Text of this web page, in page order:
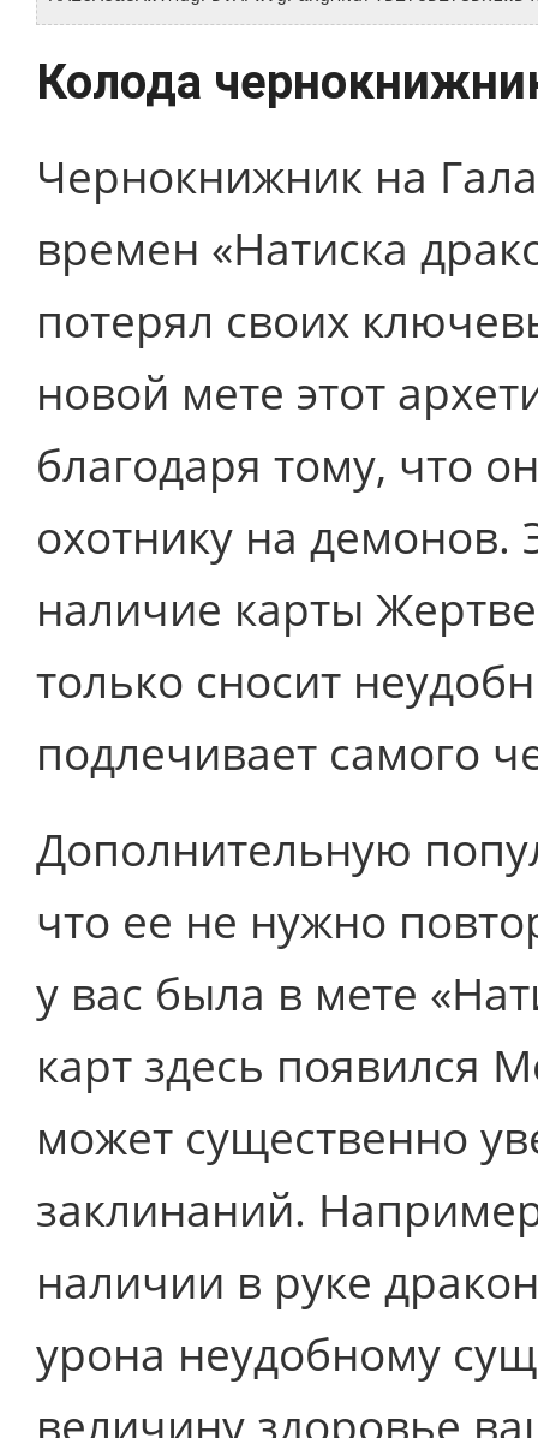
Колода
Чернокнижник на
времен «Натиска
потерял своих
новой мете этот
благодаря тому, что
охотнику на демонов.
наличие карты
только сносит
подлечивает самого
Дополнительную
что ее не нужно
у вас была в мете
карт здесь появился
может существенно
заклинаний.
наличии в руке
урона неудобному
величину здоровье